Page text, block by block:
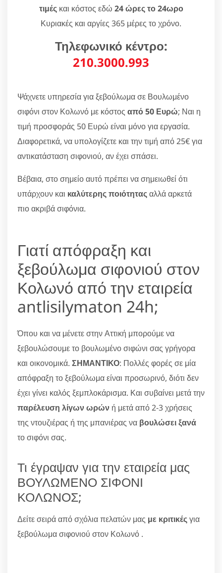
τιμέςκαι κόστος εδώ 24 ώρες το 24ωρο
Κυριακές και αργίες 365 μέρες το χρόνο.
Τηλεφωνικό κέντρο:
210.3000.993
Ψάχνετε υπηρεσία για ξεβούλωμα σε Βουλωμένο
σιφόνι στον Κολωνό με κόστος από 50 Ευρώ; Ναι η
τιμή προσφοράς 50 Ευρώ είναι μόνο για εργασία.
Διαφορετικά, να υπολογίζετε και την τιμή από 25€ για
αντικατάσταση σιφονιού, αν έχει σπάσει.
Βέβαια, στο σημείο αυτό πρέπει να σημειωθεί ότι
υπάρχουν και καλύτερης ποιότηταςαλλά αρκετά
πιο ακριβά σιφόνια.
Γιατί απόφραξη και
ξεβούλωμα σιφονιού στον
Κολωνό από την εταιρεία
antlisilymaton 24h;
Όπου και να μένετε στην Αττική μπορούμε να
ξεβουλώσουμε το βουλωμένο σιφώνι σας γρήγορα
και οικονομικά. ΣΗΜΑΝΤΙΚΟ: Πολλές φορές σε μία
απόφραξη το ξεβούλωμα είναι προσωρινό, διότι δεν
έχει γίνει καλός ξεμπλοκάρισμα. Και συβαίνει μετά την
παρέλευση λίγων ωρών ή μετά από 2-3 χρήσεις
της ντουζιέρας ή της μπανιέρας να βουλώσει ξανά
το σιφόνι σας.
Τι έγραψαν για την εταιρεία μας
ΒΟΥΛΩΜΕΝΟ ΣΙΦΟΝΙ
ΚΟΛΩΝΟΣ;
Δείτε σειρά από σχόλια πελατών μας με κριτικέςγια
ξεβούλωμα σιφονιού στον Κολωνό .